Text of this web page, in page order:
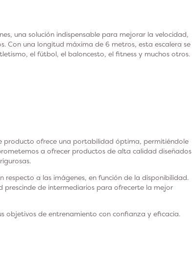
una solución indispensable para mejorar la velocidad,
Con una longitud máxima de 6 metros, esta escalera se
el fútbol, el baloncesto, el fitness y muchos otros.
producto ofrece una portabilidad óptima, permitiéndole
a ofrecer productos de alta calidad diseñados
a las imágenes, en función de la disponibilidad.
prescinde de intermediarios para ofrecerte la mejor
objetivos de entrenamiento con confianza y eficacia.